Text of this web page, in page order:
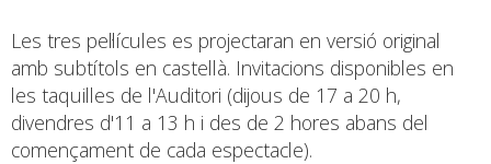
Les tres pel·lícules es projectaran en versió original
amb subtítols en castellà. Invitacions disponibles en
les taquilles de l'Auditori (dijous de 17 a 20 h,
divendres d'11 a 13 h i des de 2 hores abans del
començament de cada espectacle).